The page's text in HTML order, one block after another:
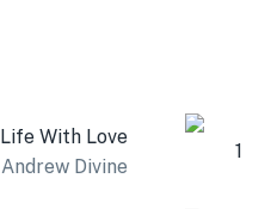
1
Life With Love
Andrew Divine